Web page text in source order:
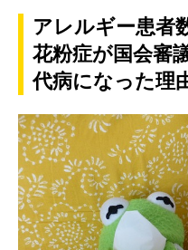
アレルギー患者
花粉症が国会審
代病になった理